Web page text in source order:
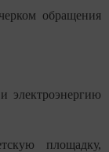
обращения
площадку,